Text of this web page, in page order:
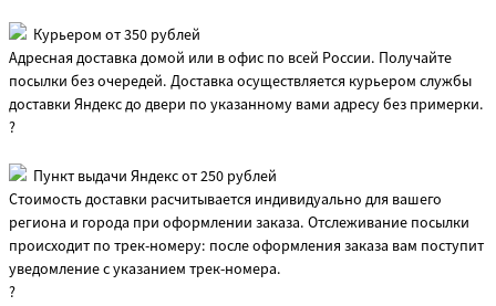
Курьером от 350 рублей
Адресная доставка домой или в офис по всей России. Получайте
посылки без очередей. Доставка осуществляется курьером службы
доставки Яндекс до двери по указанному вами адресу без примерки.
?
Пункт выдачи Яндекс от 250 рублей
Стоимость доставки расчитывается индивидуально для вашего
региона и города при оформлении заказа. Отслеживание посылки
происходит по трек-номеру: после оформления заказа вам поступит
уведомление с указанием трек-номера.
?